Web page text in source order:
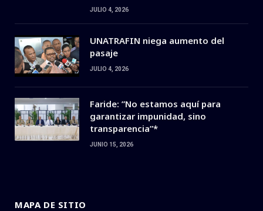
JULIO 4, 2026
UNATRAFIN niega aumento del
pasaje
JULIO 4, 2026
Faride: ”No estamos aquí para
garantizar impunidad, sino
transparencia”*
JUNIO 15, 2026
MAPA DE SITIO